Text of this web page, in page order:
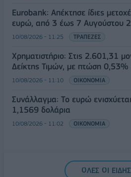
Eurobank: Απέκτησε ίδιες
ευρώ, από 3 έως 7 Αυγούστου
10/08/2026 - 11:25 ΤΡΑΠΕΖΕΣ
Χρηματιστήριο: Στις 2.601,31
Δείκτης Τιμών, με πτώση 0,53%
10/08/2026 - 11:10 ΟΙΚΟΝΟΜΙΑ
Συνάλλαγμα: Το ευρώ
1,1569 δολάρια
10/08/2026 - 11:02 ΟΙΚΟΝΟΜΙΑ
ΟΛΕΣ ΟΙ